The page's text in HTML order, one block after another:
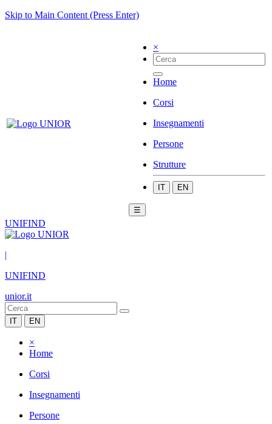
Skip to Main Content (Press Enter)
×
Home
Corsi
Insegnamenti
Persone
Strutture
IT EN
☰
UNIFIND
|
UNIFIND
unior.it
IT EN
×
Home
Corsi
Insegnamenti
Persone